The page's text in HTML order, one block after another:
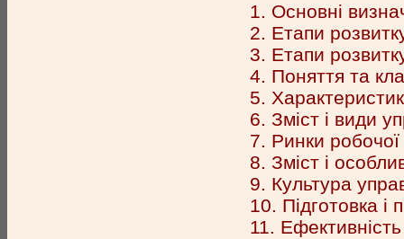
1. Основні
2. Етапи
3. Етапи
4. Поняття та
5.
6. Зміст і види
7. Ринки
8. Зміст і
9. Культура
10. Підготовка і
11.